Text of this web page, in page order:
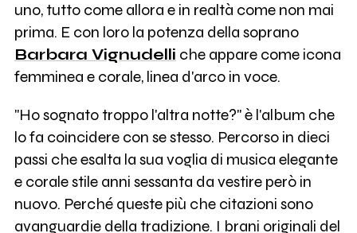
uno, tutto come allora e in realtà come non mai
prima. E con loro la potenza della soprano
Barbara Vignudelli che appare come icona
femminea e corale, linea d'arco in voce.
"Ho sognato troppo l'altra notte?" è l'album che
lo fa coincidere con se stesso. Percorso in dieci
passi che esalta la sua voglia di musica elegante
e corale stile anni sessanta da vestire però in
nuovo. Perché queste più che citazioni sono
avanguardie della tradizione. I brani originali del